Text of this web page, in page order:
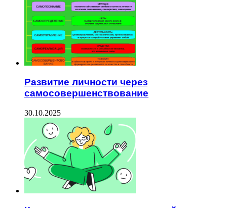
Развитие личности через
самосовершенствование
30.10.2025